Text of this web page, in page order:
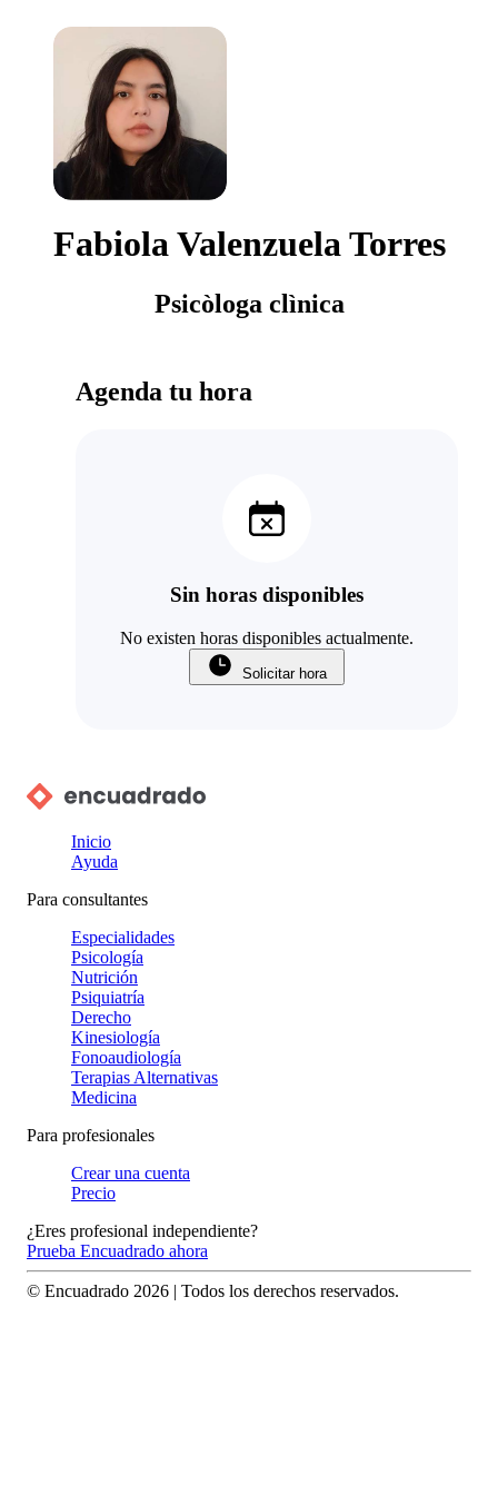
Fabiola Valenzuela Torres
Psicòloga clìnica
Agenda tu hora
Sin horas disponibles
No existen horas disponibles actualmente.
Solicitar hora
Inicio
Ayuda
Para consultantes
Especialidades
Psicología
Nutrición
Psiquiatría
Derecho
Kinesiología
Fonoaudiología
Terapias Alternativas
Medicina
Para profesionales
Crear una cuenta
Precio
¿Eres profesional independiente?
Prueba Encuadrado ahora
© Encuadrado 2026 | Todos los derechos reservados.